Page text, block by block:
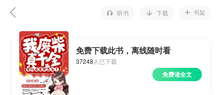
听书 下载 书架
免费下载此书，离线随时看
37248 人已下载
免费读全文